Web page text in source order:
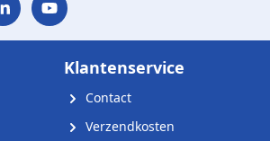
Klantenservice
Contact
Verzendkosten